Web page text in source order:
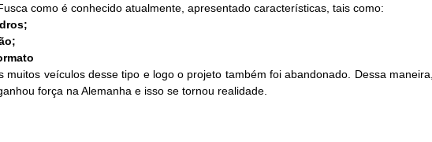
como é conhecido atualmente, apresentado características, tais como:
muitos veículos desse tipo e logo o projeto também foi abandonado. Dessa maneira,
força na Alemanha e isso se tornou realidade.